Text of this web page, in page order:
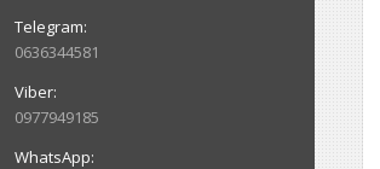
0636344581
0977949185